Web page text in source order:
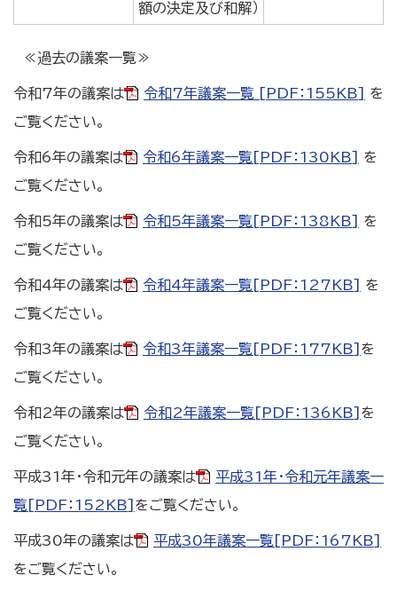
額の決定及び和解）
≪過去の議案一覧≫
令和7年の議案は 令和7年議案一覧 [PDF：155KB]
を
ご覧ください。
令和6年の議案は 令和6年議案一覧[PDF：130KB]
を
ご覧ください。
令和5年の議案は 令和5年議案一覧[PDF：138KB]
を
ご覧ください。
令和4年の議案は 令和4年議案一覧[PDF：127KB]
を
ご覧ください。
令和3年の議案は 令和3年議案一覧[PDF：177KB] を
ご覧ください。
令和2年の議案は 令和2年議案一覧[PDF：136KB] を
ご覧ください。
平成31年・令和元年の議案は
平成31年・令和元年議案一
覧[PDF：152KB] をご覧ください。
平成30年の議案は
平成30年議案一覧[PDF：167KB]
をご覧ください。